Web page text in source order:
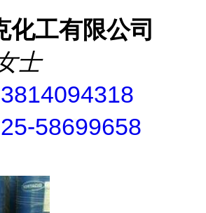
化工有限公司
士
58699658